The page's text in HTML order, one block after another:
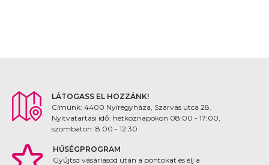
LÁTOGASS EL HOZZÁNK!
Címünk: 4400 Nyíregyháza, Szarvas utca 28.
Nyitvatartási idő: hétköznapokon 08:00 - 17:00,
szombaton: 8:00 - 12:30
HŰSÉGPROGRAM
Gyűjtsd vásárlásod után a pontokat és élj a